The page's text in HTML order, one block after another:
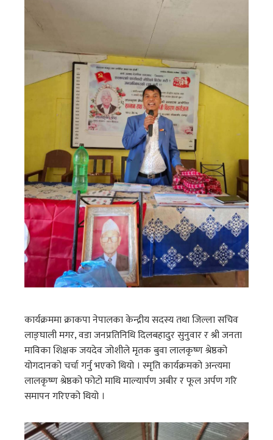
कार्यक्रममा क्राकपा नेपालका केन्द्रीय सदस्य तथा जिल्ला सचिव
लाङ्घाली मगर, वडा जनप्रतिनिधि दिलबहादुर सुनुवार र श्री जनता
माविका शिक्षक जयदेव जोशीले मृतक बुवा लालकृष्ण श्रेष्ठको
योगदानको चर्चा गर्नु भएको थियो । स्मृति कार्यक्रमको अन्त्यमा
लालकृष्ण श्रेष्ठको फोटो माथि माल्यार्पण अबीर र फूल अर्पण गरि
समापन गरिएको थियो ।